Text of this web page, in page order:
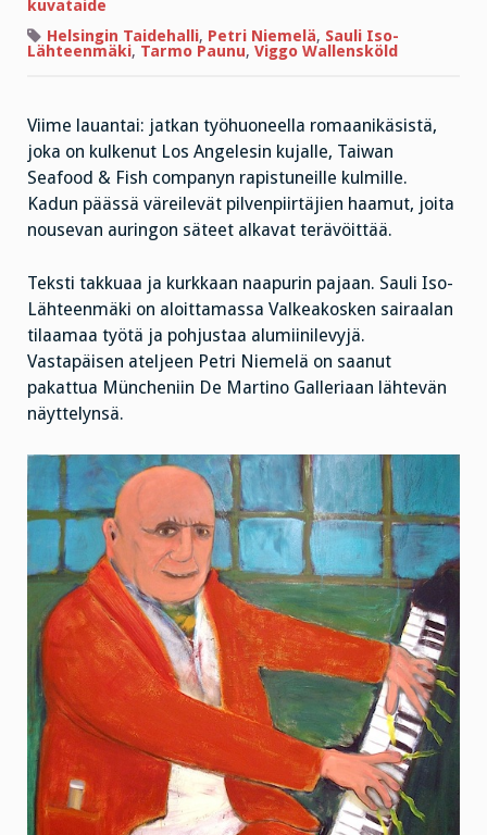
kuvataide
Helsingin Taidehalli, Petri Niemelä, Sauli Iso-
Lähteenmäki, Tarmo Paunu, Viggo Wallensköld
Viime lauantai: jatkan työhuoneella romaanikäsistä,
joka on kulkenut Los Angelesin kujalle, Taiwan
Seafood & Fish companyn rapistuneille kulmille.
Kadun päässä väreilevät pilvenpiirtäjien haamut, joita
nousevan auringon säteet alkavat terävöittää.
Teksti takkuaa ja kurkkaan naapurin pajaan. Sauli Iso-
Lähteenmäki on aloittamassa Valkeakosken sairaalan
tilaamaa työtä ja pohjustaa alumiinilevyjä.
Vastapäisen ateljeen Petri Niemelä on saanut
pakattua Müncheniin De Martino Galleriaan lähtevän
näyttelynsä.